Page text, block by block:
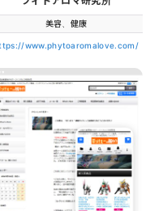
美容、健康
www.phytoaromalove.com/